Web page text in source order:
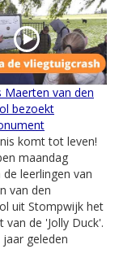
Maerten van den
bezoekt
komt tot leven!
maandag
leerlingen van
van den
uit Stompwijk het
van de 'Jolly Duck'.
jaar geleden